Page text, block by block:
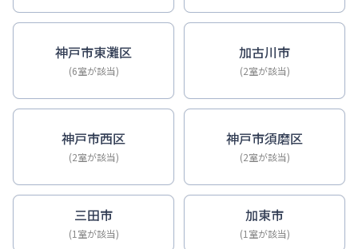
神戸市東灘区
(6室が該当)
加古川市
(2室が該当)
神戸市西区
(2室が該当)
神戸市須磨区
(2室が該当)
三田市
(1室が該当)
加東市
(1室が該当)